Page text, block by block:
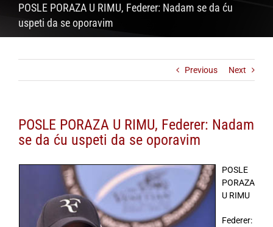
POSLE PORAZA U RIMU, Federer: Nadam se da ću
uspeti da se oporavim
Previous Next
POSLE PORAZA U RIMU, Federer: Nadam
se da ću uspeti da se oporavim
POSLE
PORAZA
U RIMU
Federer: